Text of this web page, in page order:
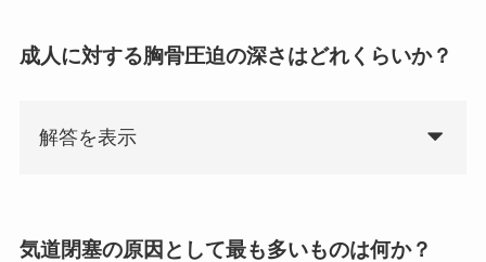
成人に対する胸骨圧迫の深さはどれくらいか？
解答を表示
気道閉塞の原因として最も多いものは何か？